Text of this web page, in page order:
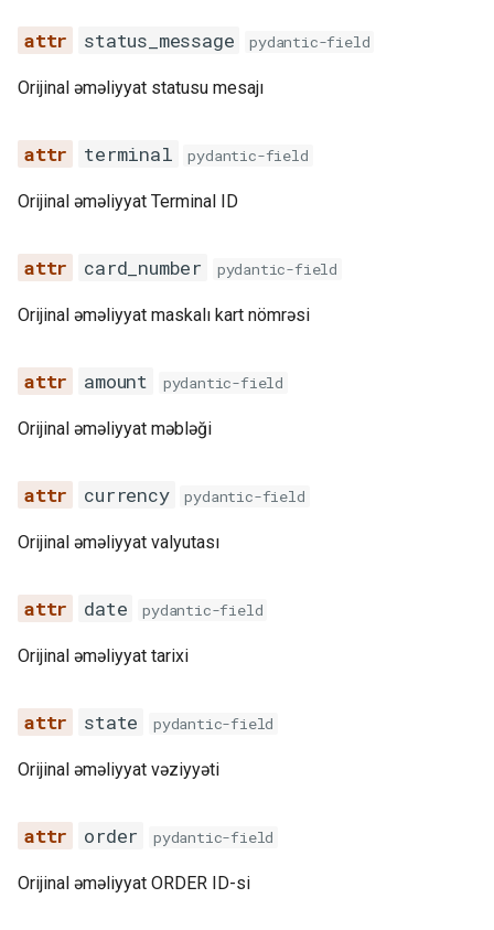
signature
TransferConfirmResponseSchema
cur
status_message pydantic-field
Orijinal əməliyyat statusu mesajı
terminal pydantic-field
Orijinal əməliyyat Terminal ID
card_number pydantic-field
Orijinal əməliyyat maskalı kart nömrəsi
amount pydantic-field
Orijinal əməliyyat məbləği
currency pydantic-field
Orijinal əməliyyat valyutası
date pydantic-field
Orijinal əməliyyat tarixi
state pydantic-field
Orijinal əməliyyat vəziyyəti
order pydantic-field
Orijinal əməliyyat ORDER ID-si